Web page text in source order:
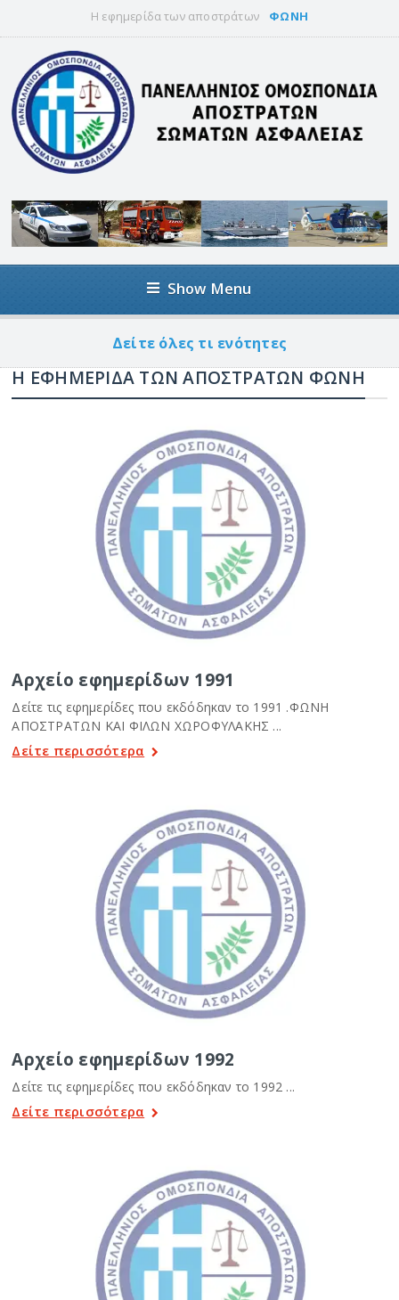
Η εφημερίδα των αποστράτων ΦΩΝΗ
Show Menu
Δείτε όλες τι ενότητες
Η ΕΦΗΜΕΡΊΔΑ ΤΩΝ ΑΠΟΣΤΡΆΤΩΝ ΦΩΝΗ
Αρχείο εφημερίδων 1991
Δείτε τις εφημερίδες που εκδόδηκαν το 1991 .ΦΩΝΗ
ΑΠΟΣΤΡΑΤΩΝ ΚΑΙ ΦΙΛΩΝ ΧΩΡΟΦΥΛΑΚΗΣ ...
Δείτε περισσότερα
Αρχείο εφημερίδων 1992
Δείτε τις εφημερίδες που εκδόδηκαν το 1992 ...
Δείτε περισσότερα